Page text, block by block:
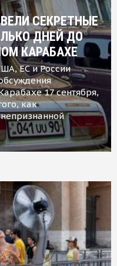
СЕКРЕТНЫЕ
ДНЕЙ ДО
КАРАБАХЕ
ЕС и России
17 сентября,
как